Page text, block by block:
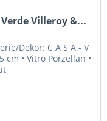
Villeroy &...
Dekor: C A S A - V
cm • Vitro Porzellan •